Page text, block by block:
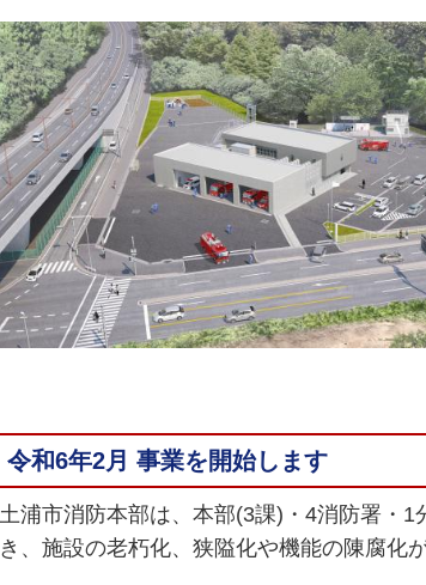
令和6年2月 事業を開始します
土浦市消防本部は、本部(3課)・4消防署・
き、施設の老朽化、狭隘化や機能の陳腐化